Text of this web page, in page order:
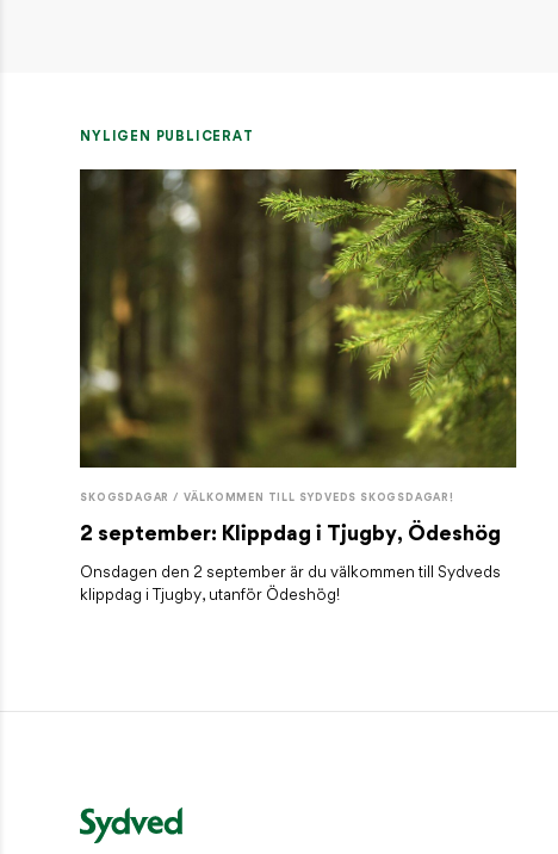
NYLIGEN PUBLICERAT
SKOGSDAGAR / VÄLKOMMEN TILL SYDVEDS SKOGSDAGAR!
2 september: Klippdag i Tjugby, Ödeshög
Onsdagen den 2 september är du välkommen till Sydveds
klippdag i Tjugby, utanför Ödeshög!